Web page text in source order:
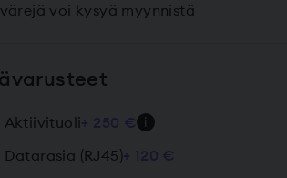
voi kysyä myynnistä
Aktiivituoli + 250 € i
Datarasia (RJ45)